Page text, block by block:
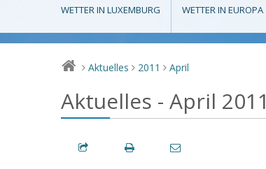
WETTER IN LUXEMBURG WETTER IN EUROPA
> Aktuelles > 2011 > April
Aktuelles - April 2011